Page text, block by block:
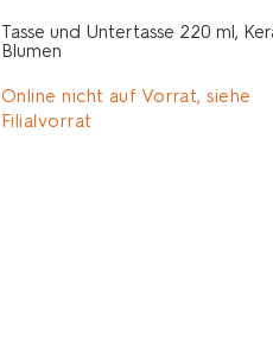
Tasse und Untertasse 220 ml,
Blumen
Online nicht auf Vorrat, siehe
Filialvorrat